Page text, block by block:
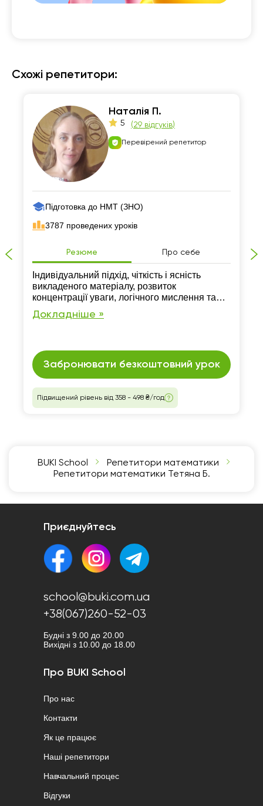
Схожі репетитори:
Наталія П.
5 (29 відгуків)
Перевірений репетитор
Підготовка до НМТ (ЗНО)
3787 проведених уроків
Резюме Про себе
Індивідуальний підхід, чіткість і ясність
викладеного матеріалу, розвиток
концентрації уваги, логічного мислення та
навиків самостійної роботи
Докладніше »
Забронювати безкоштовний урок
Підвищений рівень від 358 - 498 ₴/год
BUKI School
Репетитори математики
Репетитори математики Тетяна Б.
Приєднуйтесь
school@buki.com.ua
+38(067)260-52-03
Будні з 9.00 до 20.00
Вихідні з 10.00 до 18.00
Про BUKI School
Про нас
Контакти
Як це працює
Наші репетитори
Навчальний процес
Відгуки